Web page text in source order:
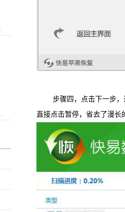
步骤四，点击下一步，进
直接点击暂停，省去了漫长